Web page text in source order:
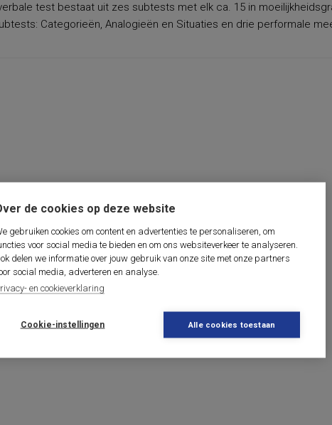
de cookies op deze website
gebruiken cookies om content en advertenties te personaliseren, om
voor social media te bieden en om ons websiteverkeer te analyseren.
delen we informatie over jouw gebruik van onze site met onze partners
social media, adverteren en analyse.
en cookieverklaring
Cookie-instellingen Alle cookies toestaan
test bestaat uit zes subtests met elk ca. 15 in
Categorieën, Analogieën en Situaties en drie performale